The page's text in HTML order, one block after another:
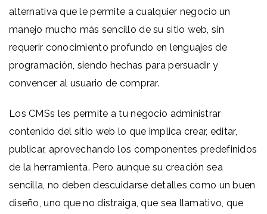
alternativa que le permite a cualquier negocio un
manejo mucho más sencillo de su sitio web, sin
requerir conocimiento profundo en lenguajes de
programación, siendo hechas para persuadir y
convencer al usuario de comprar.
Los CMSs les permite a tu negocio administrar
contenido del sitio web lo que implica crear, editar,
publicar, aprovechando los componentes predefinidos
de la herramienta. Pero aunque su creación sea
sencilla, no deben descuidarse detalles como un buen
diseño, uno que no distraiga, que sea llamativo, que